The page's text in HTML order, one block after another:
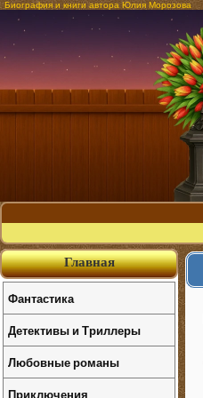
Биография и книги автора Юлия Морозова
Главная
Фантастика
Детективы и Триллеры
Любовные романы
Приключения